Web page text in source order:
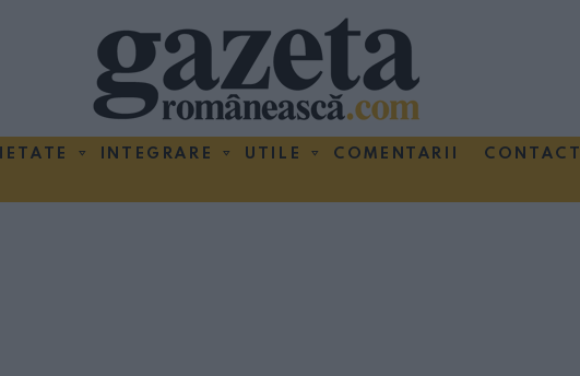
INTEGRARE UTILE COMENTARII CONTACT